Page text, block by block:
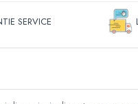
SERVICE